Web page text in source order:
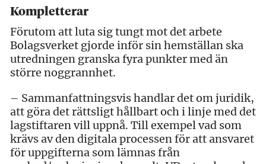
Kompletterar
Förutom att luta sig tungt mot det arbete
Bolagsverket gjorde inför sin hemställan ska
utredningen granska fyra punkter med än
större noggrannhet.
– Sammanfattningsvis handlar det om juridik,
att göra det rättsligt hållbart och i linje med det
lagstiftaren vill uppnå. Till exempel vad som
krävs av den digitala processen för att ansvaret
för uppgifterna som lämnas från